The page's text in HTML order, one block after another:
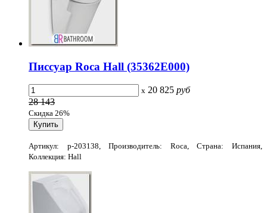
Писсуар Roca Hall (35362E000)
x 20 825 руб
28 143
Скидка 26%
Артикул: p-203138, Производитель: Roca, Страна: Испания,
Коллекция: Hall